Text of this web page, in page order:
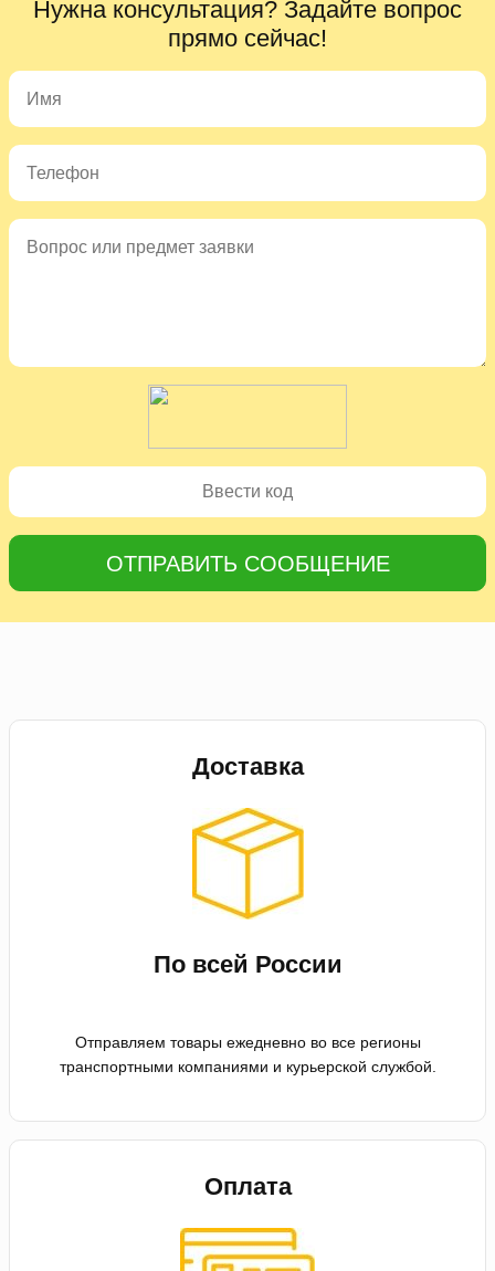
Нужна консультация? Задайте вопрос
прямо сейчас!
ОТПРАВИТЬ СООБЩЕНИЕ
Доставка
По всей России
Отправляем товары ежедневно во все регионы
транспортными компаниями и курьерской службой.
Оплата